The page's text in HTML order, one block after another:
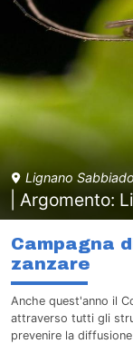
Lignano
| Argomento:
Campagna
zanzare
Anche quest'anno il
attraverso tutti gli
prevenire la